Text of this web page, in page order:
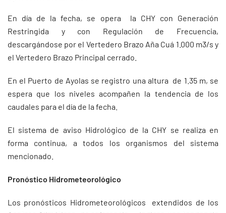
En día de la fecha, se opera la CHY con Generación
Restringida y con Regulación de Frecuencia,
descargándose por el Vertedero Brazo Aña Cuá 1.000 m3/s y
el Vertedero Brazo Principal cerrado.
En el Puerto de Ayolas se registro una altura de 1.35 m, se
espera que los niveles acompañen la tendencia de los
caudales para el día de la fecha.
El sistema de aviso Hidrológico de la CHY se realiza en
forma continua, a todos los organismos del sistema
mencionado.
Pronóstico Hidrometeorológico
Los pronósticos Hidrometeorológicos extendidos de los